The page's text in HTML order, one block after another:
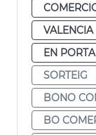
VALENCIA
EN
SORTEIG
BONO
BO